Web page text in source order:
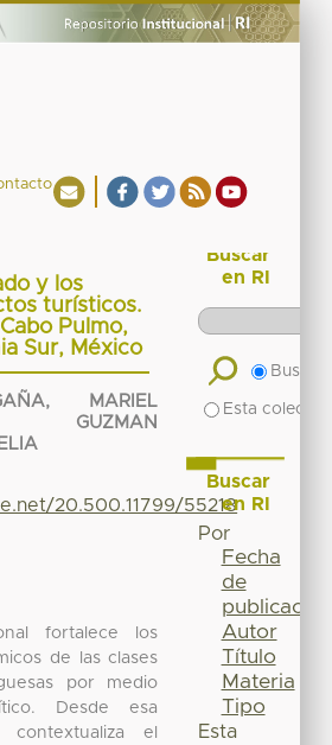
y los
turísticos.
Pulmo,
Sur, México
MARIEL
GUZMAN
20.500.11799/55218
fortalece los
de las clases
por medio
Desde esa
contextualiza el
Buscar
en RI
Buscar
Esta
Buscar
en RI
Por
Fecha
de
publicación
Autor
Título
Materia
Tipo
Esta